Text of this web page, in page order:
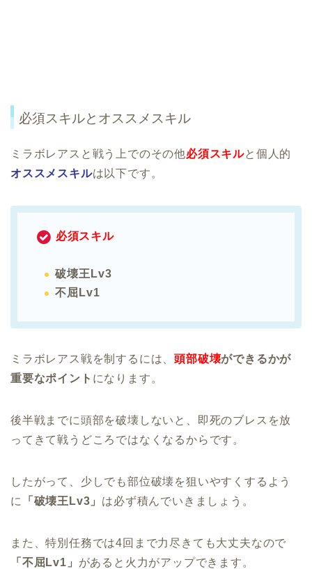
必須スキルとオススメスキル
ミラボレアスと戦う上でのその他必須スキルと個人的
オススメスキルは以下です。
必須スキル
破壊王Lv3
不屈Lv1
ミラボレアス戦を制するには、頭部破壊ができるかが
重要なポイント になります。
後半戦までに頭部を破壊しないと、即死のブレスを放
ってきて戦うどころではなくなるからです。
したがって、少しでも部位破壊を狙いやすくするよう
に
「破壊王Lv3」 は必ず積んでいきましょう。
また、特別任務では4回まで力尽きても大丈夫なので
「不屈Lv1」 があると火力がアップできます。